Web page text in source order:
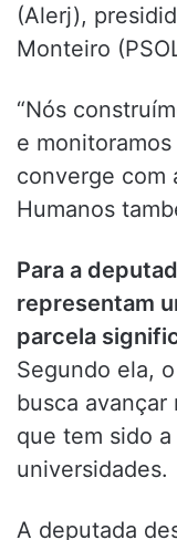
(Alerj),
Monteiro
“Nós
e
converge com
Humanos
Para a
representam
parcela
Segundo ela,
busca avançar
que tem sido
universidades.
A deputada